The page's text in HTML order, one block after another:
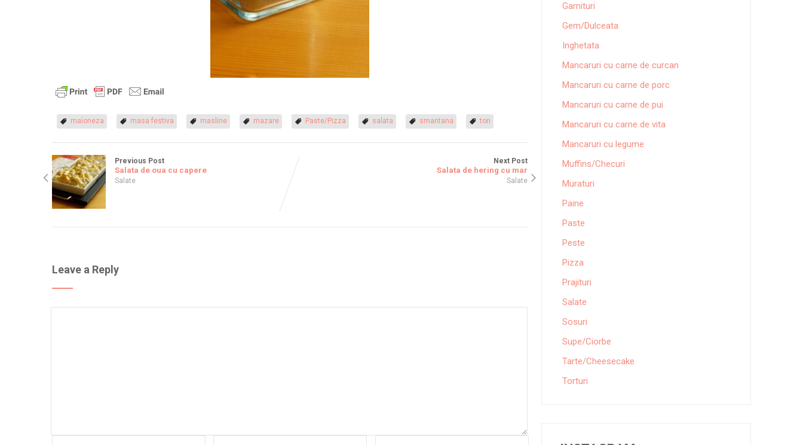
maioneza masa festiva masline mazare Paste/Pizza salata smantana ton
Previous Post
Salata de oua cu capere
Salate
Next Post
Salata de hering cu mar
Salate
Leave a Reply
Garnituri
Gem/Dulceata
Inghetata
Mancaruri cu carne de curcan
Mancaruri cu carne de porc
Mancaruri cu carne de pui
Mancaruri cu carne de vita
Mancaruri cu legume
Muffins/Checuri
Muraturi
Paine
Paste
Peste
Pizza
Prajituri
Salate
Sosuri
Supe/Ciorbe
Tarte/Cheesecake
Torturi